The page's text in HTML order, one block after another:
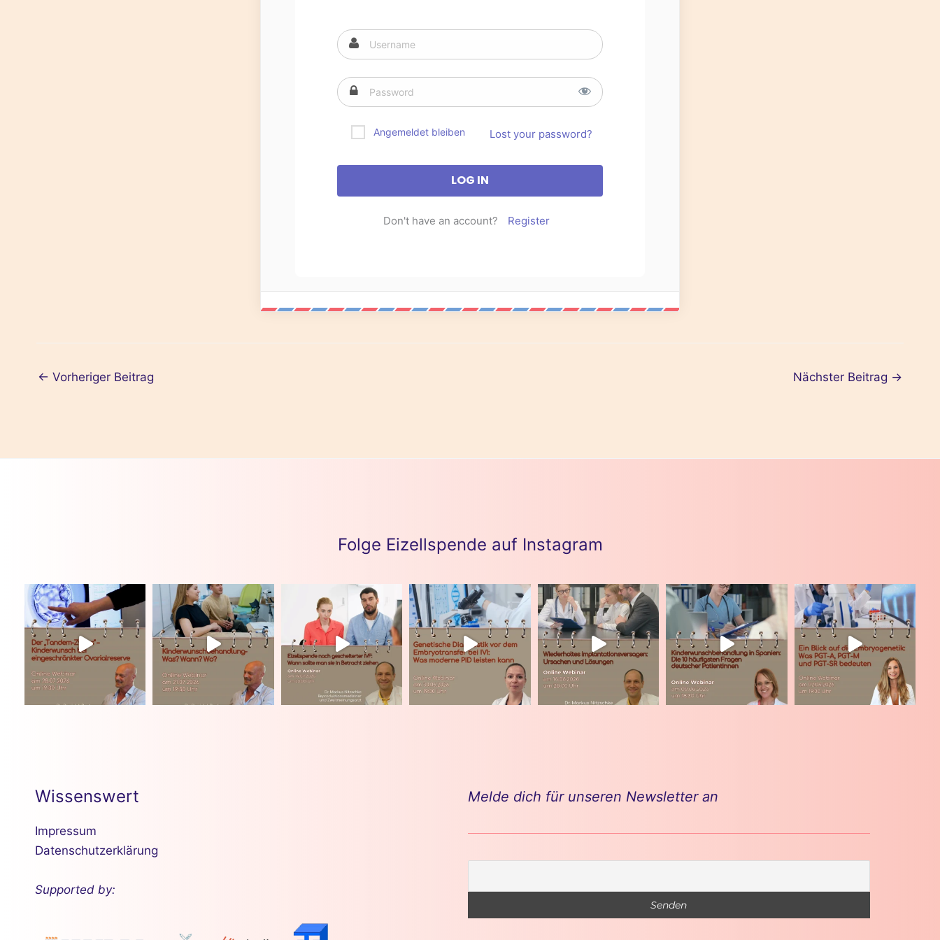
Angemeldet bleiben Lost your password?
Don't have an account? Register
← Vorheriger Beitrag Nächster Beitrag →
Folge Eizellspende auf Instagram
Wissenswert
Impressum
Datenschutzerklärung
Supported by:
Melde dich für unseren Newsletter an